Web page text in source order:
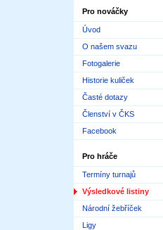
Pro nováčky
Úvod
O našem svazu
Fotogalerie
Historie kuliček
Časté dotazy
Členství v ČKS
Facebook
Pro hráče
Termíny turnajů
Výsledkové listiny
Národní žebříček
Ligy